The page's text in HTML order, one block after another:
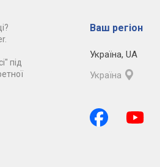
під
Ваш регіон
Україна, UA
Україна